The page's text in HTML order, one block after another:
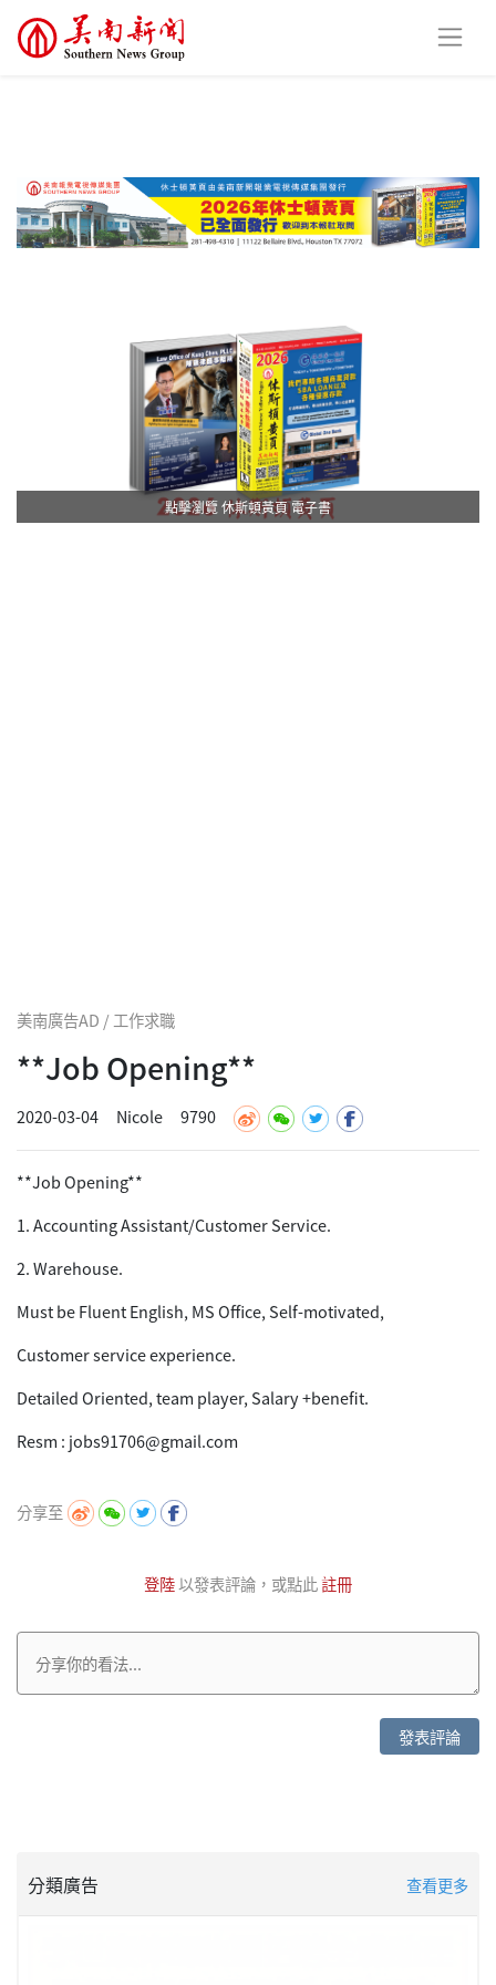
點擊瀏覽 休斯頓黃頁 電子書
美南廣告AD / 工作求職
**Job Opening**
2020-03-04 Nicole 9790
**Job Opening**
1. Accounting Assistant/Customer Service.
2. Warehouse.
Must be Fluent English, MS Office, Self-motivated,
Customer service experience.
Detailed Oriented, team player, Salary +benefit.
Resm : jobs91706@gmail.com
分享至
登陸以發表評論，或點此註冊
發表評論
分類廣告 查看更多